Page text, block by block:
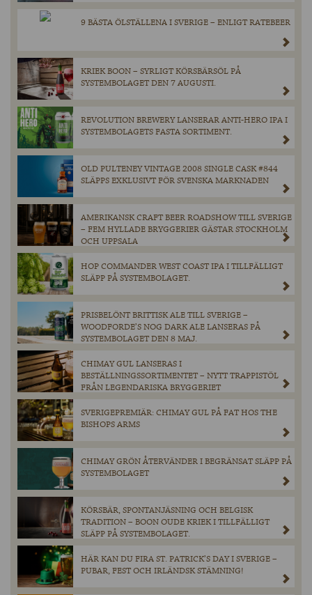
9 BÄSTA ÖLSTÄLLENA I SVERIGE – ENLIGT RATEBEER
KRIEK BOON – SYRLIGT KÖRSBÄRSÖL PÅ
SYSTEMBOLAGET DEN 7 AUGUSTI.
REVOLUTION BREWERY LANSERAR ANTI-HERO IPA I
SYSTEMBOLAGETS FASTA SORTIMENT.
OLD PULTENEY VINTAGE 2008 SINGLE CASK #844
SLÄPPS EXKLUSIVT FÖR SVENSKA MARKNADEN
AMERIKANSK CRAFT BEER ROADSHOW TILL SVERIGE
– FEM HYLLADE BRYGGERIER GÄSTAR STOCKHOLM
OCH UPPSALA
HOP COMMANDER WEST COAST IPA I TILLFÄLLIGT
SLÄPP PÅ SYSTEMBOLAGET.
PRISBELÖNT BRITTISK ALE TILL SVERIGE –
WOODFORDE’S NOG DARK ALE LANSERAS PÅ
SYSTEMBOLAGET DEN 8 MAJ.
CHIMAY GUL LANSERAS I
BESTÄLLNINGSSORTIMENTET – NYTT TRAPPISTÖL
FRÅN LEGENDARISKA BRYGGERIET
SVERIGEPREMIÄR: CHIMAY GUL PÅ FAT HOS THE
BISHOPS ARMS
CHIMAY GRÖN ÅTERVÄNDER I BEGRÄNSAT SLÄPP PÅ
SYSTEMBOLAGET
KÖRSBÄR, SPONTANJÄSNING OCH BELGISK
TRADITION – BOON OUDE KRIEK I TILLFÄLLIGT
SLÄPP PÅ SYSTEMBOLAGET.
HÄR KAN DU FIRA ST. PATRICK’S DAY I SVERIGE –
PUBAR, FEST OCH IRLÄNDSK STÄMNING!